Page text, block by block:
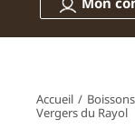
Accueil / Boissons
Vergers du Rayol